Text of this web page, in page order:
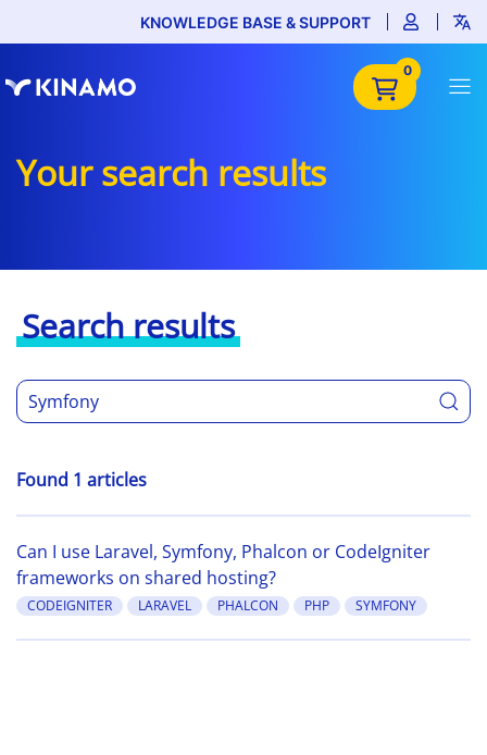
KNOWLEDGE BASE & SUPPORT
0
Your search results
Search results
Found 1 articles
Can I use Laravel, Symfony, Phalcon or CodeIgniter
frameworks on shared hosting?
CODEIGNITER LARAVEL PHALCON PHP SYMFONY